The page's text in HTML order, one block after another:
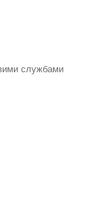
службами